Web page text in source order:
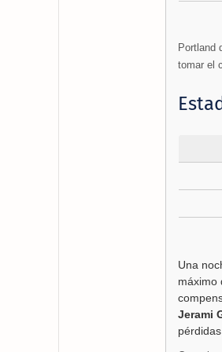
Portland
tomar el
Una
máximo
Jerami